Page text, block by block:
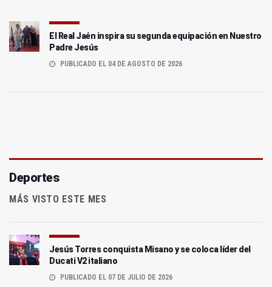
El Real Jaén inspira su segunda equipación en Nuestro
Padre Jesús
PUBLICADO EL 04 DE AGOSTO DE 2026
Deportes
MÁS VISTO ESTE MES
Jesús Torres conquista Misano y se coloca líder del
Ducati V2 italiano
PUBLICADO EL 07 DE JULIO DE 2026